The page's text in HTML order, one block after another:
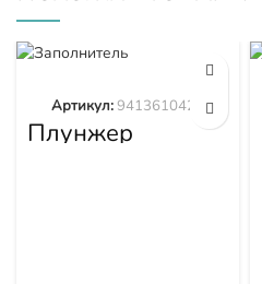
Плунжер
9413610423
Артикул:9413610423